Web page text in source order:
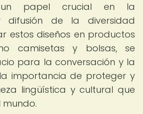
un papel crucial en la
difusión de la diversidad
estos diseños en productos
camisetas y bolsas, se
para la conversación y la
importancia de proteger y
lingüística y cultural que
mundo.